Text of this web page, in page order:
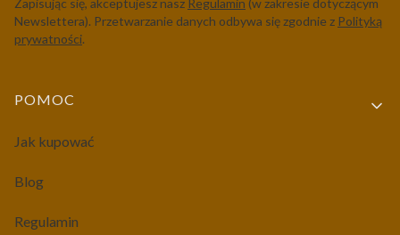
Newslettera). Przetwarzanie danych odbywa się zgodnie z Polityką
prywatności.
Linki w stopce
POMOC
Jak kupować
Blog
Regulamin